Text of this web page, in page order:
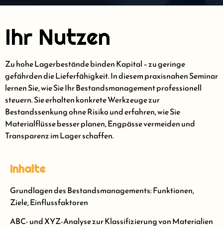
Ihr Nutzen
Zu hohe Lagerbestände binden Kapital – zu geringe
gefährden die Lieferfähigkeit. In diesem praxisnahen Seminar
lernen Sie, wie Sie Ihr Bestandsmanagement professionell
steuern. Sie erhalten konkrete Werkzeuge zur
Bestandssenkung ohne Risiko und erfahren, wie Sie
Materialflüsse besser planen, Engpässe vermeiden und
Transparenz im Lager schaffen.
Inhalte
Grundlagen des Bestandsmanagements: Funktionen,
Ziele, Einflussfaktoren
ABC- und XYZ-Analyse zur Klassifizierung von Materialien